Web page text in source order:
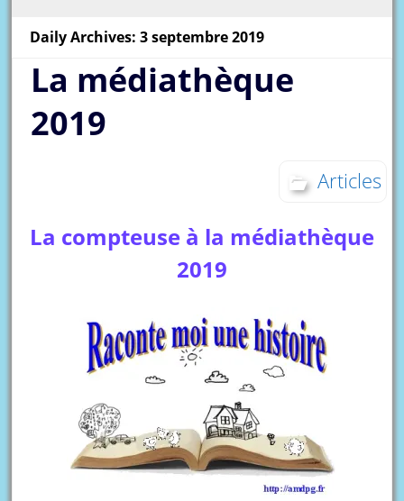
Daily Archives: 3 septembre 2019
La médiathèque
2019
Articles
La compteuse à la médiathèque
2019